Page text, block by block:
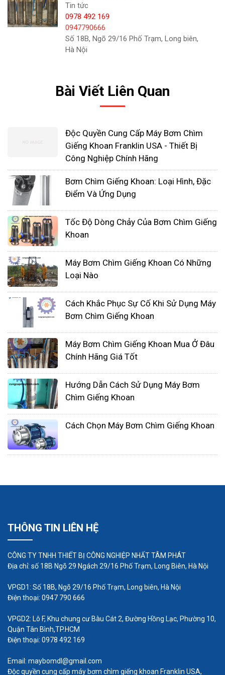
3. Bơm chìm giếng khoan Mastra
Mastra thương hiệu máy bơm của được sản xuất
tại Trung Quốc được sản xuất trên những công
nghệ tiên tiến hàng đầu không thua kém gì những
dòng bơm nhập khẩu khác vì vậy mà dòng bơm
này cũng được sử dụng ở khá nhiều nơi.
Dòng bơm chìm giếng khoan của Mastra này khá
đa dạng về sản phẩm, bơm có công suất từ 1 – 30
Hp, sử dụng điện áp 1 pha và 3 pha phù hợp với
mọi nhu cầu sử dụng cho hộ gia đình hay khu
công nghiệp. Bơm được chia ra thành dòng bơm, 4
inch, 6 inch với lưu lượng mã lên tới 38 m3/h và cột
áp max là 208 mét. Ngoài ra giá thành của dòng
Những ưu điểm nổi bật của máy bơm chìm
giếng khoan
Bơm được cấu tạo trục đứng tiện lợi và tiết
Tin tức
0978 492 169
0947790666
Số 18B, Ngõ 29/16 Phố Trạm, Long biên,
Hà Nội
Bài Viết Liên Quan
Độc Quyền Cung Cấp Máy Bơm Chìm
Giếng Khoan Franklin USA - Thiết Bị
Công Nghiệp Chính Hãng
Bơm Chìm Giếng Khoan: Loại Hình, Đặc
Điểm Và Ứng Dụng
Tốc Độ Dòng Chảy Của Bơm Chìm Giếng
Khoan
Máy Bơm Chìm Giếng Khoan Có Những
Loại Nào
Cách Khắc Phục Sự Cố Khi Sử Dụng Máy
Bơm Chìm Giếng Khoan
Máy Bơm Chìm Giếng Khoan Mua Ở Đâu
Chính Hãng Giá Tốt
Hướng Dẫn Cách Sử Dụng Máy Bơm
Chìm Giếng Khoan
Cách Chọn Máy Bơm Chìm Giếng Khoan
THÔNG TIN LIÊN HỆ
CÔNG TY TNHH THIẾT BỊ CÔNG NGHIỆP NHẤT TÂM PHÁT
Địa chỉ: số 18B Ngõ 29 Ngách 29/16 Phố Trạm, Long Biên, Hà Nội
VPGD1: Số 18B, Ngõ 29/16 Phố Trạm, Long biên, Hà Nội
Điện thoại: 0947 790 666
VPGD2: Lô F, Khu chung cư Bàu Cát 2, Đường Hồng Lạc, Phường 10,
Quận Tân Bình,TP.HCM
Điện thoại: 0978 492 169
Email: maybomdl@gmail.com
Độc quyền cung cấp máy bơm chìm giếng khoan Franklin USA,